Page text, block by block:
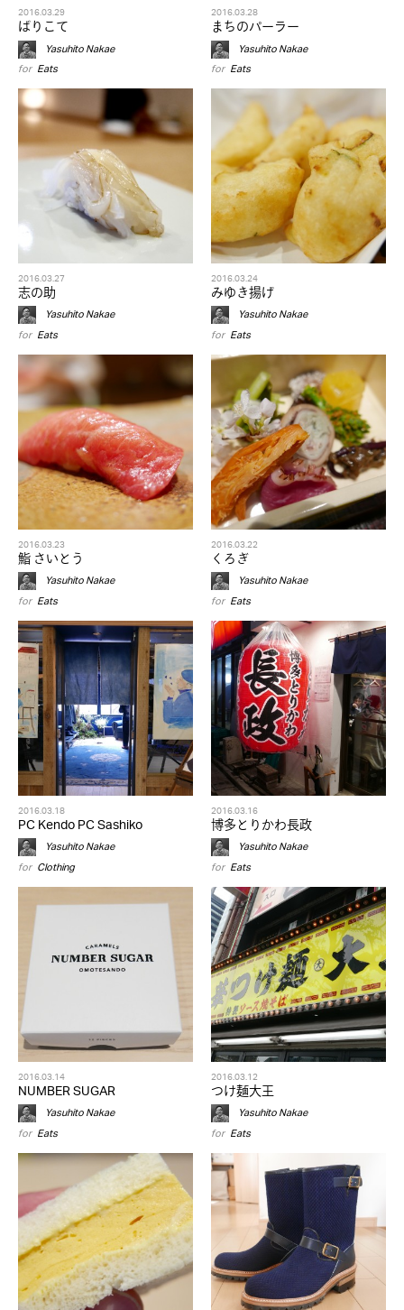
2016.03.29
ばりこて
Yasuhito Nakae
for Eats
2016.03.28
まちのパーラー
Yasuhito Nakae
for Eats
2016.03.27
志の助
Yasuhito Nakae
for Eats
2016.03.24
みゆき揚げ
Yasuhito Nakae
for Eats
2016.03.23
鮨 さいとう
Yasuhito Nakae
for Eats
2016.03.22
くろぎ
Yasuhito Nakae
for Eats
2016.03.18
PC Kendo PC Sashiko
Yasuhito Nakae
for Clothing
2016.03.16
博多とりかわ長政
Yasuhito Nakae
for Eats
2016.03.14
NUMBER SUGAR
Yasuhito Nakae
for Eats
2016.03.12
つけ麺大王
Yasuhito Nakae
for Eats